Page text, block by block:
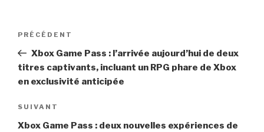
Navigation
l’article
Article
précédent
PRÉCÉDENT
Xbox Game Pass : l’arrivée aujourd’hui de deux
titres captivants, incluant un RPG phare de Xbox
en exclusivité anticipée
Article
suivant
SUIVANT
Xbox Game Pass : deux nouvelles expériences de